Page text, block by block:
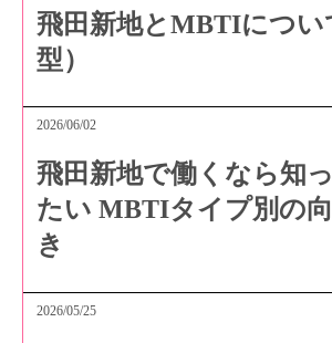
飛田新地とMBTIについ
型）
2026/06/02
飛田新地で働くなら知
たい MBTIタイプ別の
き
2026/05/25